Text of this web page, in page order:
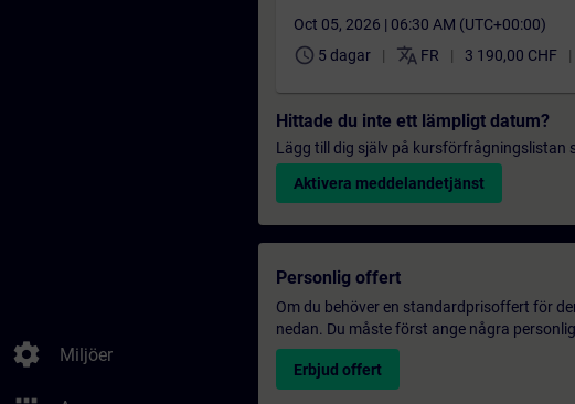
settings Miljöer
Oct 05, 2026 | 06:30 AM (UTC+00:00)
schedule 5 dagar translate FR 3 190,00 CHF
Hittade du inte ett lämpligt datum?
Lägg till dig själv på kursförfrågningslistan
Aktivera meddelandetjänst
Personlig offert
Om du behöver en standardprisoffert för
nedan. Du måste först ange några
Erbjud offert